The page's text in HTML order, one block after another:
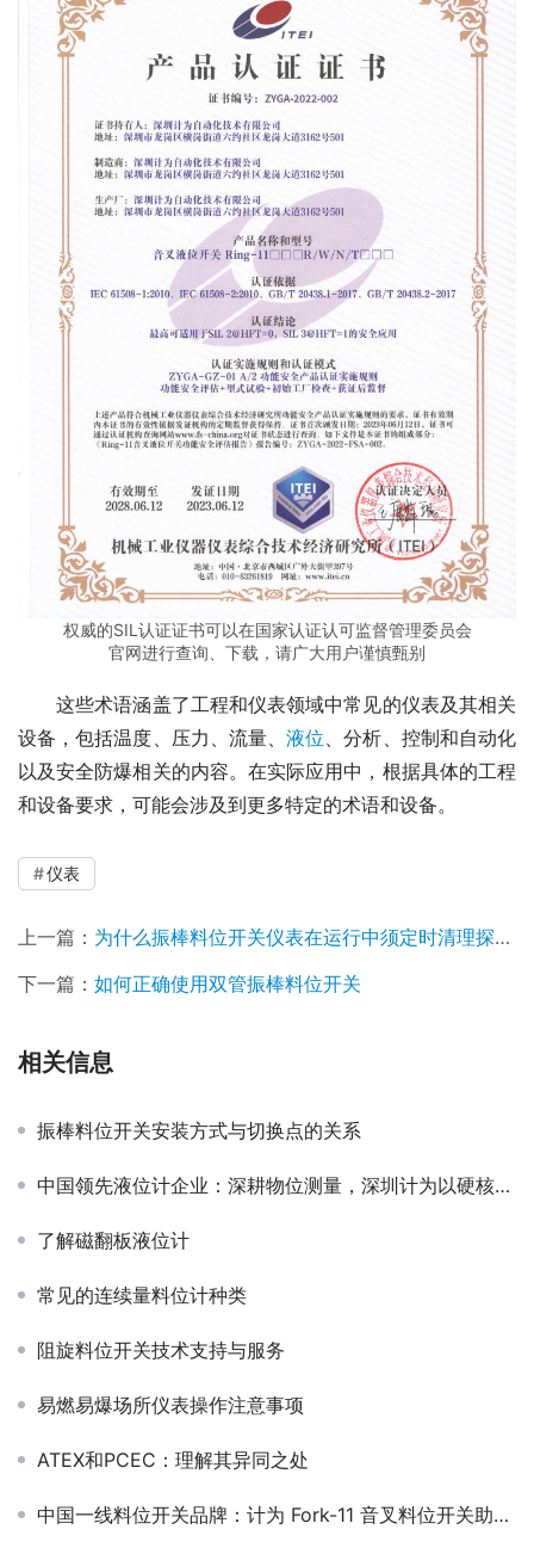
权威的SIL认证证书可以在国家认证认可监督管理委员会
官网进行查询、下载，请广大用户谨慎甄别
这些术语涵盖了工程和仪表领域中常见的仪表及其相关
设备，包括温度、压力、流量、液位、分析、控制和自动化
以及安全防爆相关的内容。在实际应用中，根据具体的工程
和设备要求，可能会涉及到更多特定的术语和设备。
仪表
上一篇： 为什么振棒料位开关仪表在运行中须定时清理探头？
下一篇： 如何正确使用双管振棒料位开关
相关信息
振棒料位开关安装方式与切换点的关系
中国领先液位计企业：深耕物位测量，深圳计为以硬核实力对标国际巨头
了解磁翻板液位计
常见的连续量料位计种类
阻旋料位开关技术支持与服务
易燃易爆场所仪表操作注意事项
ATEX和PCEC：理解其异同之处
中国一线料位开关品牌：计为 Fork-11 音叉料位开关助力超低密度粉料精准测量